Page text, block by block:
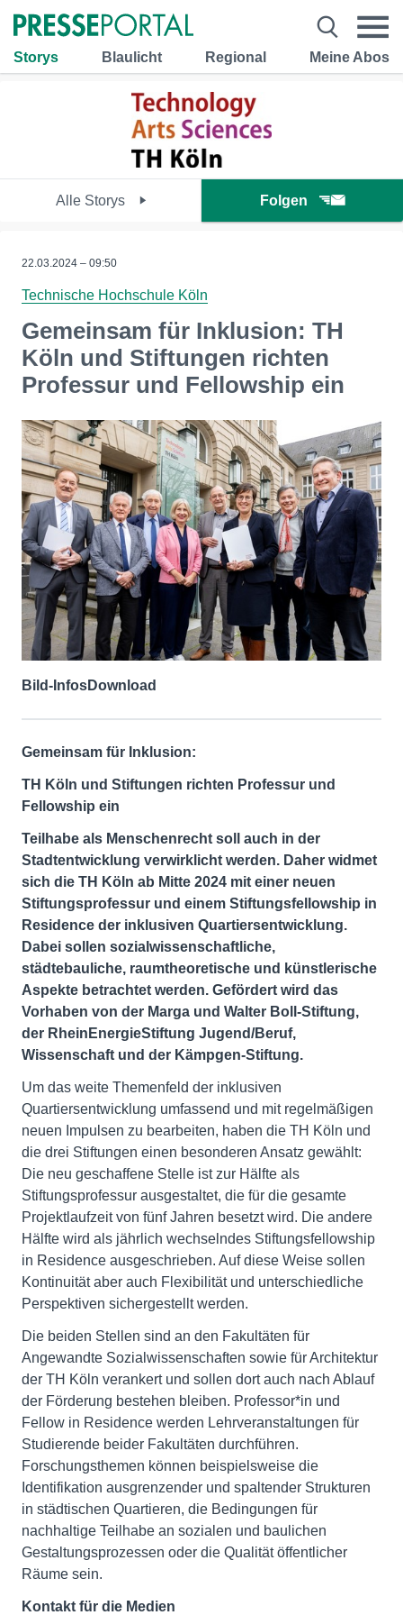
Storys Blaulicht Regional Meine Abos
Alle Storys Folgen
22.03.2024 – 09:50
Technische Hochschule Köln
Gemeinsam für Inklusion: TH
Köln und Stiftungen richten
Professur und Fellowship ein
Bild-InfosDownload
Gemeinsam für Inklusion:
TH Köln und Stiftungen richten Professur und
Fellowship ein
Teilhabe als Menschenrecht soll auch in der
Stadtentwicklung verwirklicht werden. Daher widmet
sich die TH Köln ab Mitte 2024 mit einer neuen
Stiftungsprofessur und einem Stiftungsfellowship in
Residence der inklusiven Quartiersentwicklung.
Dabei sollen sozialwissenschaftliche,
städtebauliche, raumtheoretische und künstlerische
Aspekte betrachtet werden. Gefördert wird das
Vorhaben von der Marga und Walter Boll-Stiftung,
der RheinEnergieStiftung Jugend/Beruf,
Wissenschaft und der Kämpgen-Stiftung.
Um das weite Themenfeld der inklusiven
Quartiersentwicklung umfassend und mit regelmäßigen
neuen Impulsen zu bearbeiten, haben die TH Köln und
die drei Stiftungen einen besonderen Ansatz gewählt:
Die neu geschaffene Stelle ist zur Hälfte als
Stiftungsprofessur ausgestaltet, die für die gesamte
Projektlaufzeit von fünf Jahren besetzt wird. Die andere
Hälfte wird als jährlich wechselndes Stiftungsfellowship
in Residence ausgeschrieben. Auf diese Weise sollen
Kontinuität aber auch Flexibilität und unterschiedliche
Perspektiven sichergestellt werden.
Die beiden Stellen sind an den Fakultäten für
Angewandte Sozialwissenschaften sowie für Architektur
der TH Köln verankert und sollen dort auch nach Ablauf
der Förderung bestehen bleiben. Professor*in und
Fellow in Residence werden Lehrveranstaltungen für
Studierende beider Fakultäten durchführen.
Forschungsthemen können beispielsweise die
Identifikation ausgrenzender und spaltender Strukturen
in städtischen Quartieren, die Bedingungen für
nachhaltige Teilhabe an sozialen und baulichen
Gestaltungsprozessen oder die Qualität öffentlicher
Räume sein.
Kontakt für die Medien